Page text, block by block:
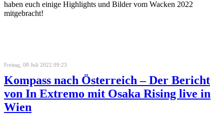
haben euch einige Highlights und Bilder vom Wacken 2022
mitgebracht!
Freitag, 08 Juli 2022 09:23
Kompass nach Österreich – Der Bericht
von In Extremo mit Osaka Rising live in
Wien